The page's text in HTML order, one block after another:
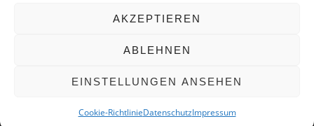
AKZEPTIEREN
ABLEHNEN
EINSTELLUNGEN ANSEHEN
Cookie-RichtlinieDatenschutzImpressum
Verkehrsgewerbes e.V.
Datenschutz
Impressum Cookie-Richtlinie (EU)